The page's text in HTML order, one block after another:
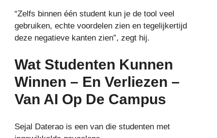
“Zelfs binnen één student kun je de tool veel
gebruiken, echte voordelen zien en tegelijkertijd
deze negatieve kanten zien”, zegt hij.
Wat Studenten Kunnen
Winnen – En Verliezen –
Van AI Op De Campus
Sejal Daterao is een van die studenten met